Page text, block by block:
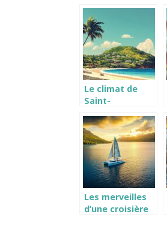
vacances avec
vos enfants
sans vous ruiner
?
Le climat de
Saint-
calendrier
météo pour
planifier vos
vacances
Les merveilles
d’une croisière